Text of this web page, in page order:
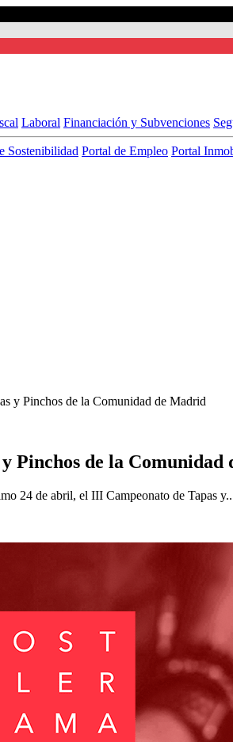
Laboral Financiación y Subvenciones
Sostenibilidad Portal de Empleo Portal
y Pinchos de la Comunidad de Madrid
Pinchos de la Comunidad
24 de abril, el III Campeonato de Tapas